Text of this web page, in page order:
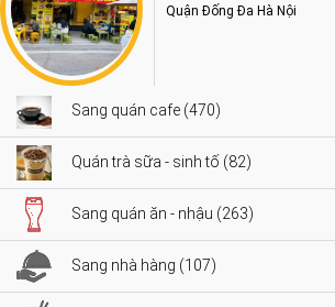
Quận Đống Đa Hà Nội
Sang quán cafe (470)
Quán trà sữa - sinh tố (82)
Sang quán ăn - nhậu (263)
Sang nhà hàng (107)